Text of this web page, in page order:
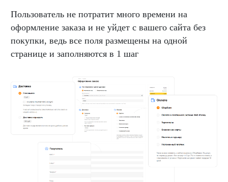
Пользователь не потратит много времени на
оформление заказа и не уйдет с вашего сайта без
покупки, ведь все поля размещены на одной
странице и заполняются в 1 шаг